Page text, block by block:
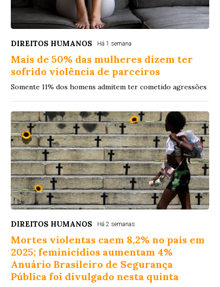
DIREITOS HUMANOS Há 1 semana
Mais de 50% das mulheres dizem ter
sofrido violência de parceiros
Somente 11% dos homens admitem ter cometido agressões
DIREITOS HUMANOS Há 2 semanas
Mortes violentas caem 8,2% no país em
2025; feminicídios aumentam 4%
Anuário Brasileiro de Segurança
Pública foi divulgado nesta quinta